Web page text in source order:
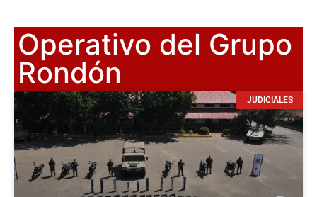
Operativo del Grupo
Rondón
JUDICIALES